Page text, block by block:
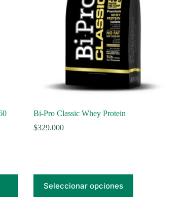
Bi-Pro Classic Whey Protein
$329.000
Seleccionar opciones
producto
tiene